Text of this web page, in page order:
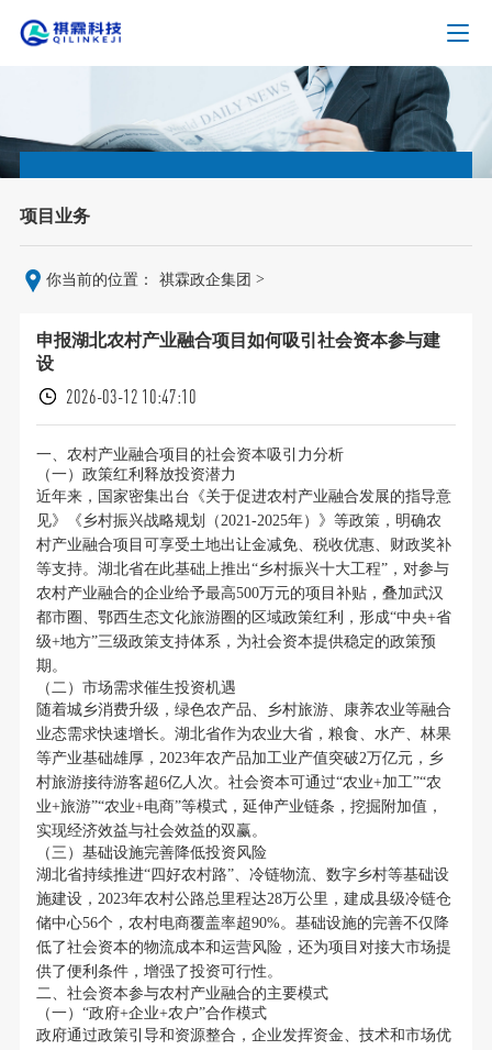
项目业务
你当前的位置： 祺霖政企集团 >
申报湖北农村产业融合项目如何吸引社会资本参与建
设
2026-03-12 10:47:10
一、农村产业融合项目的社会资本吸引力分析
（一）政策红利释放投资潜力
近年来，国家密集出台《关于促进农村产业融合发展的指导意
见》《乡村振兴战略规划（2021-2025年）》等政策，明确农
村产业融合项目可享受土地出让金减免、税收优惠、财政奖补
等支持。湖北省在此基础上推出“乡村振兴十大工程”，对参与
农村产业融合的企业给予最高500万元的项目补贴，叠加武汉
都市圈、鄂西生态文化旅游圈的区域政策红利，形成“中央+省
级+地方”三级政策支持体系，为社会资本提供稳定的政策预
期。
（二）市场需求催生投资机遇
随着城乡消费升级，绿色农产品、乡村旅游、康养农业等融合
业态需求快速增长。湖北省作为农业大省，粮食、水产、林果
等产业基础雄厚，2023年农产品加工业产值突破2万亿元，乡
村旅游接待游客超6亿人次。社会资本可通过“农业+加工”“农
业+旅游”“农业+电商”等模式，延伸产业链条，挖掘附加值，
实现经济效益与社会效益的双赢。
（三）基础设施完善降低投资风险
湖北省持续推进“四好农村路”、冷链物流、数字乡村等基础设
施建设，2023年农村公路总里程达28万公里，建成县级冷链仓
储中心56个，农村电商覆盖率超90%。基础设施的完善不仅降
低了社会资本的物流成本和运营风险，还为项目对接大市场提
供了便利条件，增强了投资可行性。
二、社会资本参与农村产业融合的主要模式
（一）“政府+企业+农户”合作模式
政府通过政策引导和资源整合，企业发挥资金、技术和市场优